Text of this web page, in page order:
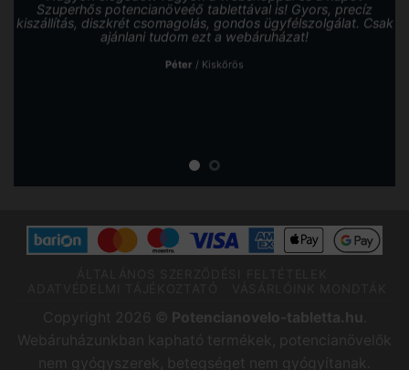
Szuperhős potencianöveéő tablettával is! Gyors, precíz
kiszállítás, diszkrét csomagolás, gondos ügyfélszolgálat. Csak
ajánlani tudom ezt a webáruházat!
Péter / Kiskőrös
Copyright 2026 © Potencianovelo-tabletta.hu
Webáruházunkban kapható termékek, potencianövelők
nem gyógyszerek, betegséget nem gyógyítanak.